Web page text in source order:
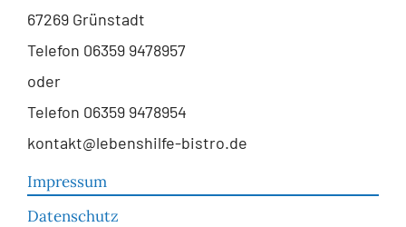
67269 Grünstadt
Telefon 06359 9478957
oder
Telefon 06359 9478954
kontakt@lebenshilfe-bistro.de
Impressum
Datenschutz